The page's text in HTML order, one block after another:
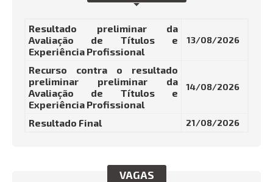
Resultado preliminar da
Avaliação de Títulos e
Experiência Profissional
13/08/2026
Recurso contra o resultado
preliminar preliminar da
Avaliação de Títulos e
Experiência Profissional
14/08/2026
Resultado Final 21/08/2026
VAGAS